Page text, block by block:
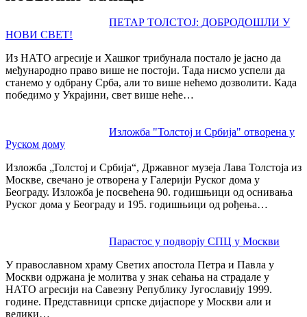
ПЕТАР ТОЛСТОЈ: ДОБРОДОШЛИ У
НОВИ СВЕТ!
Из НАТО агресије и Хашког трибунала постало је јасно да
међународно право више не постоји. Тада нисмо успели да
станемо у одбрану Срба, али то више нећемо дозволити. Када
победимо у Украјини, свет више неће…
Изложба "Толстој и Србија" отворена у
Руском дому
Изложба „Толстој и Србија“, Државног музеја Лава Толстоја из
Москве, свечано је отворена у Галерији Руског дома у
Београду. Изложба је посвећена 90. годишњици од оснивања
Руског дома у Београду и 195. годишњици од рођења…
Парастос у подворју СПЦ у Москви
У православном храму Светих апостола Петра и Павла у
Москви одржана је молитва у знак сећања на страдале у
НАТО агресији на Савезну Републику Југославију 1999.
године. Представници српске дијаспоре у Москви али и
велики…
navigation